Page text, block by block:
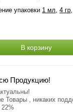
упаковки 1 мл ,4 гр
В корзину
Продукцию!
Товары , никаких